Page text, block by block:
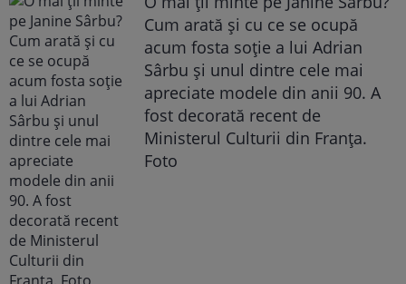
Cum arată și cu ce se ocupă
acum fosta soție a lui Adrian
Sârbu și unul dintre cele mai
apreciate modele din anii 90. A
fost decorată recent de
Ministerul Culturii din Franța.
Foto